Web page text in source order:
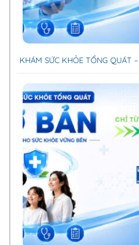
KHÁM SỨC KHỎE TỔNG QUÁT